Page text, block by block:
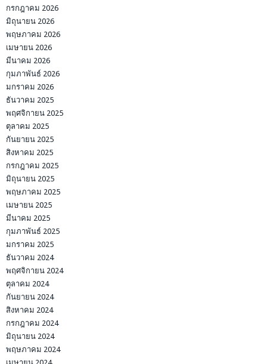
กรกฎาคม 2026
มิถุนายน 2026
พฤษภาคม 2026
เมษายน 2026
มีนาคม 2026
กุมภาพันธ์ 2026
มกราคม 2026
ธันวาคม 2025
พฤศจิกายน 2025
ตุลาคม 2025
กันยายน 2025
สิงหาคม 2025
กรกฎาคม 2025
มิถุนายน 2025
พฤษภาคม 2025
เมษายน 2025
มีนาคม 2025
กุมภาพันธ์ 2025
มกราคม 2025
ธันวาคม 2024
พฤศจิกายน 2024
ตุลาคม 2024
กันยายน 2024
สิงหาคม 2024
กรกฎาคม 2024
มิถุนายน 2024
พฤษภาคม 2024